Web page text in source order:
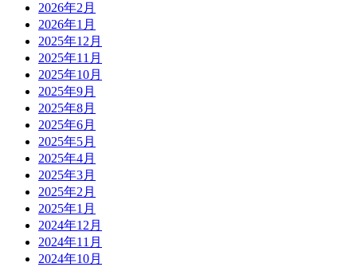
2026年2月
2026年1月
2025年12月
2025年11月
2025年10月
2025年9月
2025年8月
2025年6月
2025年5月
2025年4月
2025年3月
2025年2月
2025年1月
2024年12月
2024年11月
2024年10月